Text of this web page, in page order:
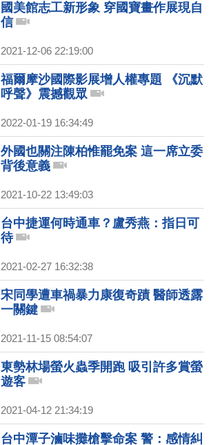
國美館志工新形象 穿國寶畫作展現自
信
2021-12-06 22:19:00
福爾摩沙國際影展增人權專題 《沉默
呼聲》震撼觀眾
2022-01-19 16:34:49
外國也關注陳柏惟罷免案 這一席立委
背後意義
2021-10-22 13:49:03
台中捷運何時通車？盧秀燕：指日可
待
2021-02-27 16:32:38
宋同學遭車禍暴力康復奇蹟 醫師透露
一關鍵
2021-11-15 08:54:07
東勢林場螢火蟲季開跑 吸引許多賞螢
遊客
2021-04-12 21:34:19
台中潭子滷味攤槍擊命案 警：感情糾